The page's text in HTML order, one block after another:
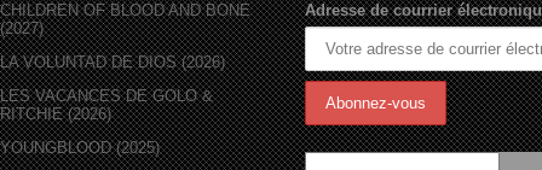
CHILDREN OF BLOOD AND BONE
(2027)
LA VOLUNTAD DE DIOS (2026)
LES VACANCES DE GOLO &
RITCHIE (2026)
YOUNGBLOOD (2025)
Adresse de courrier